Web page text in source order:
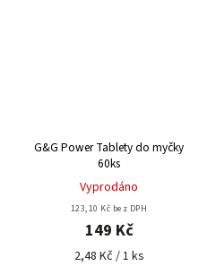
G&G Power Tablety do myčky
60ks
Vyprodáno
123,10 Kč bez DPH
149 Kč
2,48 Kč / 1 ks